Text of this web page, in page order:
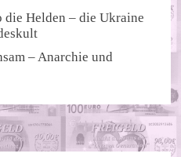
die Helden – die Ukraine
– Anarchie und